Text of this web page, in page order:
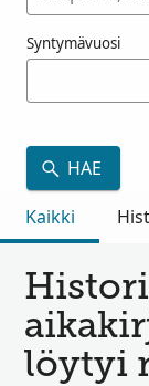
Syntymävuosi
HAE
Kaikki
löytyi